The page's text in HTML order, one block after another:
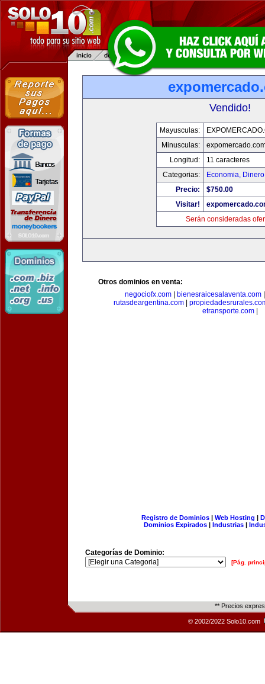
Vendido!
Mayusculas:
Minusculas:
Longitud:
11 caracteres
Categorias:
Economia,
Precio:
$750.00
Visitar!
Serán consideradas
Otros dominios en venta:
negociofx.com| bienesraicesalaventa.com
rutasdeargentina.com
etransporte.com
Registro de Dominios| Web Hosting |
Dominios Expirados | Industrias |
Categorías de Dominio:
[Pág.
** Precios
© 2002/2022 Solo10.com